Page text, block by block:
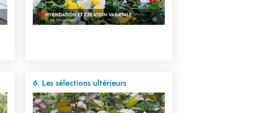
Voir cette vidéo...
6. Les sélections ultérieurs